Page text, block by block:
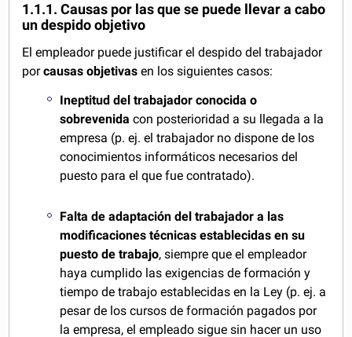
1.1.1. Causas por las que se puede llevar a cabo
un despido objetivo
El empleador puede justificar el despido del trabajador
porcausas objetivas en los siguientes casos:
Ineptitud del trabajador conocida o
sobrevenida con posterioridad a su llegada a la
empresa (p. ej. el trabajador no dispone de los
conocimientos informáticos necesarios del
puesto para el que fue contratado).
Falta de adaptación del trabajador a las
modificaciones técnicas establecidas en su
puesto de trabajo, siempre que el empleador
haya cumplido las exigencias de formación y
tiempo de trabajo establecidas en la Ley (p. ej. a
pesar de los cursos de formación pagados por
la empresa, el empleado sigue sin hacer un uso